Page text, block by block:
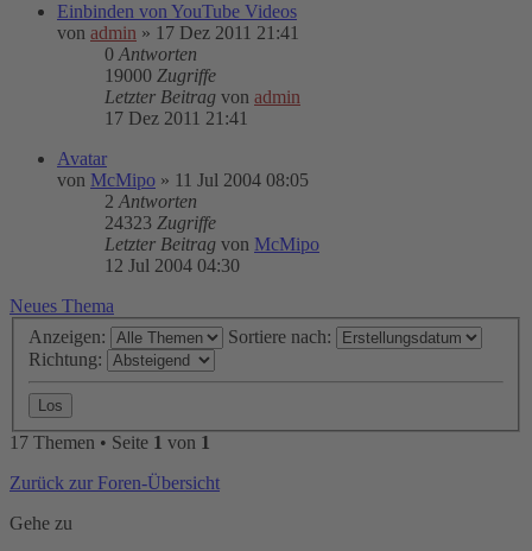
Einbinden von YouTube Videos
von admin » 17 Dez 2011 21:41
0 Antworten
19000 Zugriffe
Letzter Beitrag von admin
17 Dez 2011 21:41
Avatar
von McMipo » 11 Jul 2004 08:05
2 Antworten
24323 Zugriffe
Letzter Beitrag von McMipo
12 Jul 2004 04:30
Neues Thema
Anzeigen:
Sortiere nach:
Richtung:
17 Themen • Seite 1 von 1
Zurück zur Foren-Übersicht
Gehe zu